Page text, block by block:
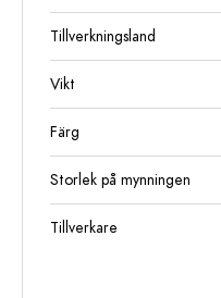
Tillverkningsland
Vikt
Färg
Storlek på mynningen
Tillverkare